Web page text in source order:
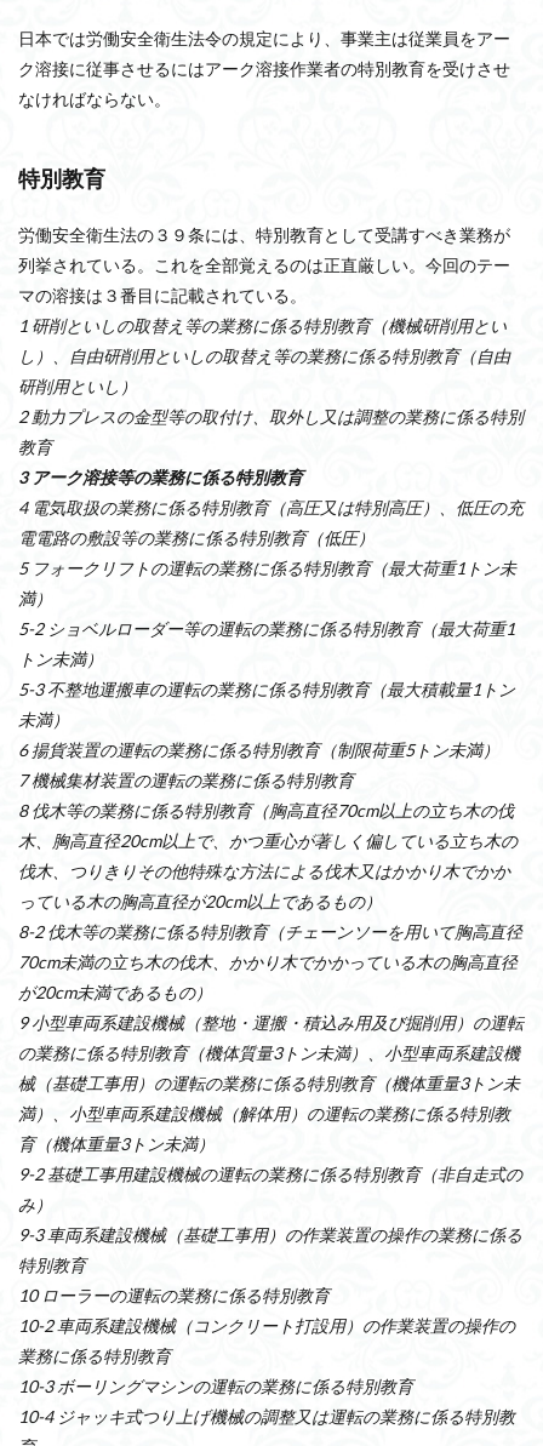
日本では労働安全衛生法令の規定により、事業主は従業員をアー
ク溶接に従事させるにはアーク溶接作業者の特別教育を受けさせ
なければならない。
特別教育
労働安全衛生法の３９条には、特別教育として受講すべき業務が
列挙されている。これを全部覚えるのは正直厳しい。今回のテー
マの溶接は３番目に記載されている。
1 研削といしの取替え等の業務に係る特別教育（機械研削用とい
し）、自由研削用といしの取替え等の業務に係る特別教育（自由
研削用といし）
2 動力プレスの金型等の取付け、取外し又は調整の業務に係る特別
教育
3 アーク溶接等の業務に係る特別教育
4 電気取扱の業務に係る特別教育（高圧又は特別高圧）、低圧の充
電電路の敷設等の業務に係る特別教育（低圧）
5 フォークリフトの運転の業務に係る特別教育（最大荷重1トン未
満）
5-2 ショベルローダー等の運転の業務に係る特別教育（最大荷重1
トン未満）
5-3 不整地運搬車の運転の業務に係る特別教育（最大積載量1トン
未満）
6 揚貨装置の運転の業務に係る特別教育（制限荷重5トン未満）
7 機械集材装置の運転の業務に係る特別教育
8 伐木等の業務に係る特別教育（胸高直径70cm以上の立ち木の伐
木、胸高直径20cm以上で、かつ重心が著しく偏している立ち木の
伐木、つりきりその他特殊な方法による伐木又はかかり木でかか
っている木の胸高直径が20cm以上であるもの）
8-2 伐木等の業務に係る特別教育（チェーンソーを用いて胸高直径
70cm未満の立ち木の伐木、かかり木でかかっている木の胸高直径
が20cm未満であるもの）
9 小型車両系建設機械（整地・運搬・積込み用及び掘削用）の運転
の業務に係る特別教育（機体質量3トン未満）、小型車両系建設機
械（基礎工事用）の運転の業務に係る特別教育（機体重量3トン未
満）、小型車両系建設機械（解体用）の運転の業務に係る特別教
育（機体重量3トン未満）
9-2 基礎工事用建設機械の運転の業務に係る特別教育（非自走式の
み）
9-3 車両系建設機械（基礎工事用）の作業装置の操作の業務に係る
特別教育
10 ローラーの運転の業務に係る特別教育
10-2 車両系建設機械（コンクリート打設用）の作業装置の操作の
業務に係る特別教育
10-3 ボーリングマシンの運転の業務に係る特別教育
10-4 ジャッキ式つり上げ機械の調整又は運転の業務に係る特別教